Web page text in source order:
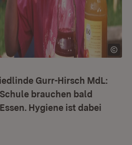
Gurr-Hirsch MdL:
brauchen bald
Hygiene ist dabei